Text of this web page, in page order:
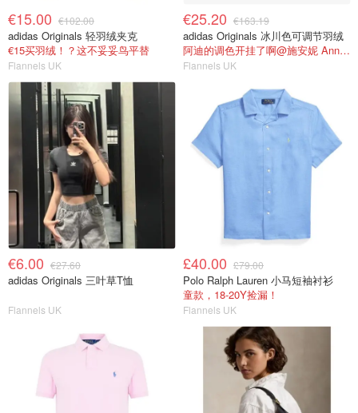
€15.00 €102.00
adidas Originals 轻羽绒夹克
€15买羽绒！？这不妥妥鸟平替
Flannels UK
€25.20 €163.19
adidas Originals 冰川色可调节羽绒
阿迪的调色开挂了啊@施安妮 AnnyShi
Flannels UK
€6.00 €27.60
adidas Originals 三叶草T恤
Flannels UK
£40.00 £79.00
Polo Ralph Lauren 小马短袖衬衫
童款，18-20Y捡漏！
Flannels UK